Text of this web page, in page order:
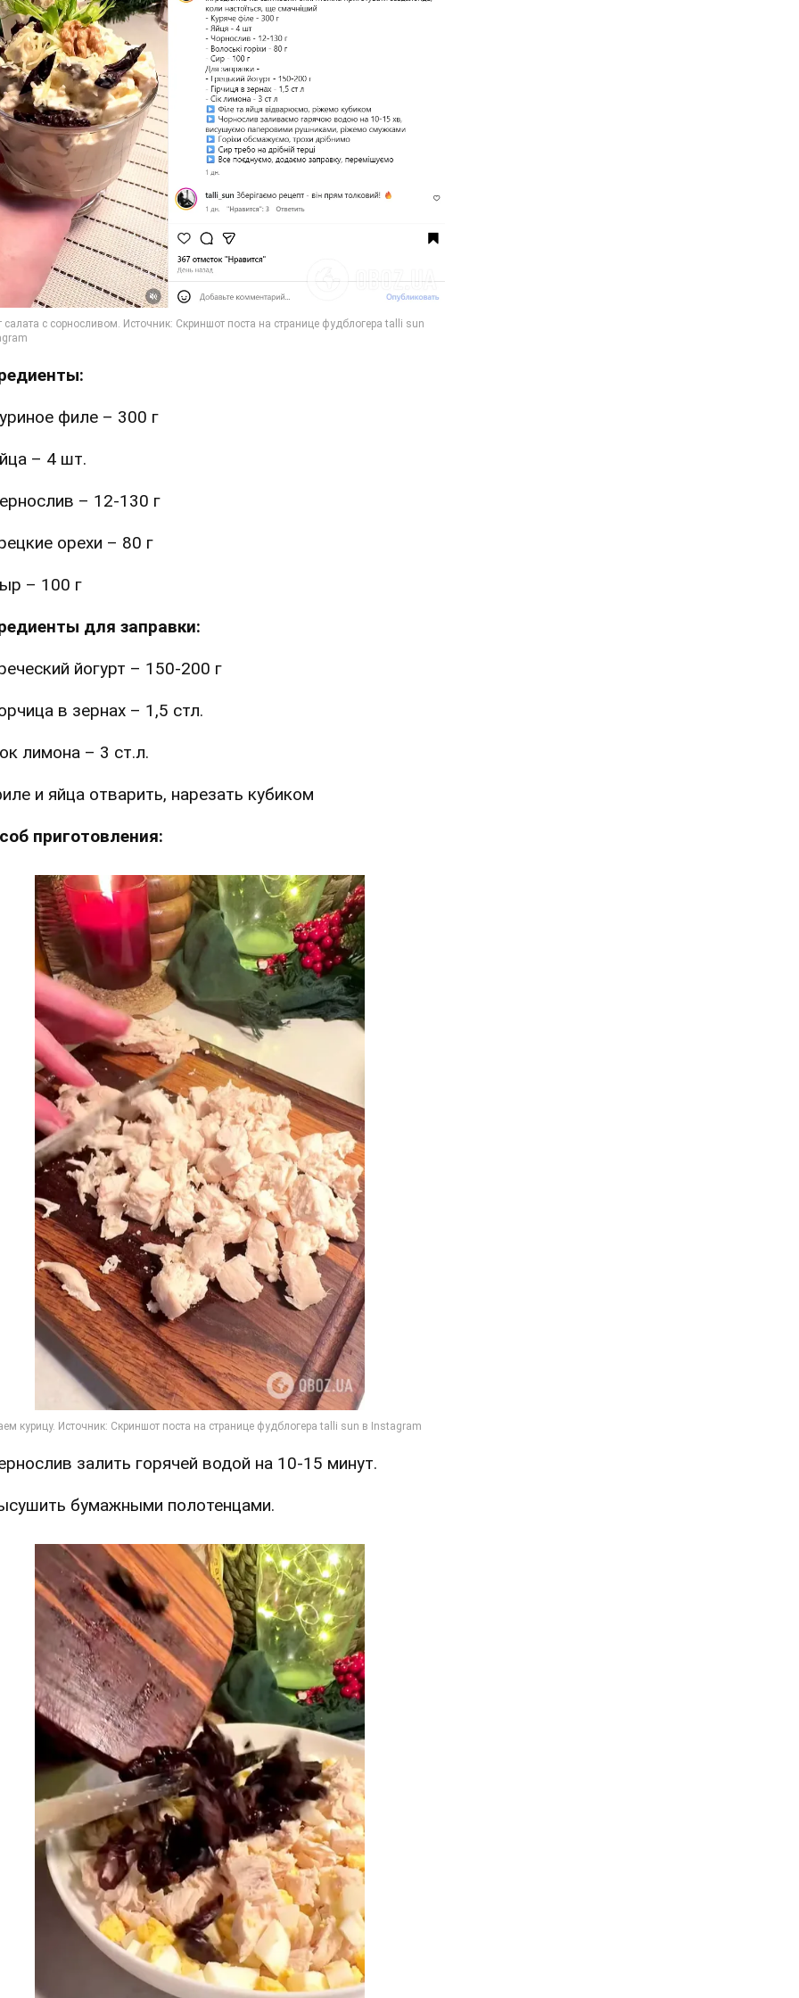
филе – 300 г
– 4 шт.
– 12-130 г
орехи – 80 г
– 100 г
для заправки:
йогурт – 150-200 г
в зернах – 1,5 стл.
лимона – 3 ст.л.
и яйца отварить, нарезать кубиком
приготовления:
залить горячей водой на 10-15 минут.
бумажными полотенцами.